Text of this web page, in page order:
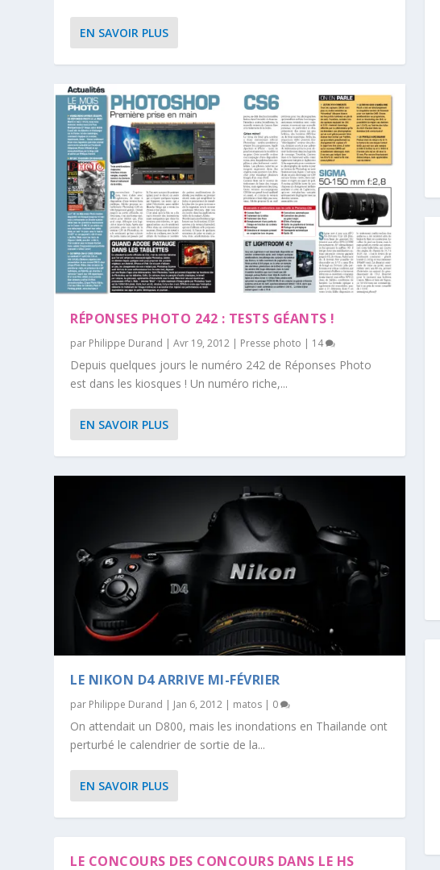
EN SAVOIR PLUS
RÉPONSES PHOTO 242 : TESTS GÉANTS !
par Philippe Durand |Avr 19, 2012 | Presse photo | 14
Depuis quelques jours le numéro 242 de Réponses Photo
est dans les kiosques ! Un numéro riche,...
EN SAVOIR PLUS
LE NIKON D4 ARRIVE MI-FÉVRIER
par Philippe Durand | Jan 6, 2012 | matos | 0
On attendait un D800, mais les inondations en Thailande ont
perturbé le calendrier de sortie de la...
EN SAVOIR PLUS
LE CONCOURS DES CONCOURS DANS LE HS